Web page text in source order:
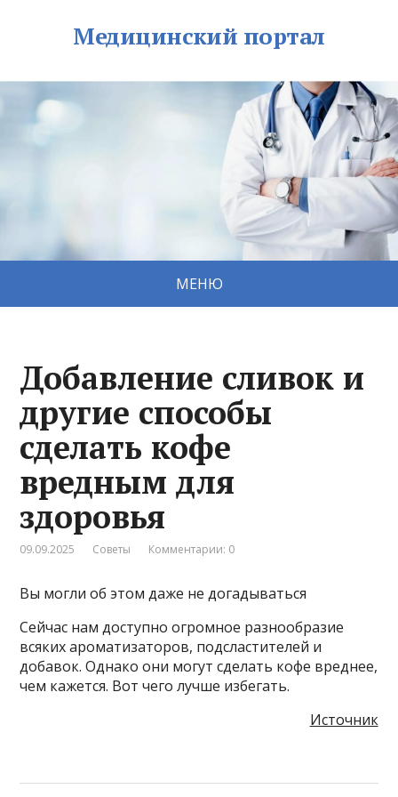
Медицинский портал
МЕНЮ
Добавление сливок и
другие способы
сделать кофе
вредным для
здоровья
09.09.2025 Советы Комментарии: 0
Вы могли об этом даже не догадываться
Сейчас нам доступно огромное разнообразие
всяких ароматизаторов, подсластителей и
добавок. Однако они могут сделать кофе вреднее,
чем кажется. Вот чего лучше избегать.
Источник